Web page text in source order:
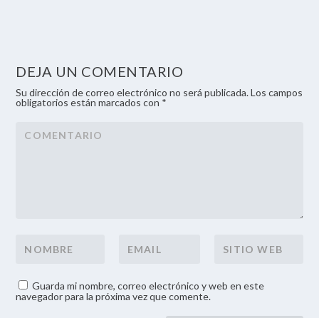
DEJA UN COMENTARIO
Su dirección de correo electrónico no será publicada. Los campos
obligatorios están marcados con *
Guarda mi nombre, correo electrónico y web en este
navegador para la próxima vez que comente.